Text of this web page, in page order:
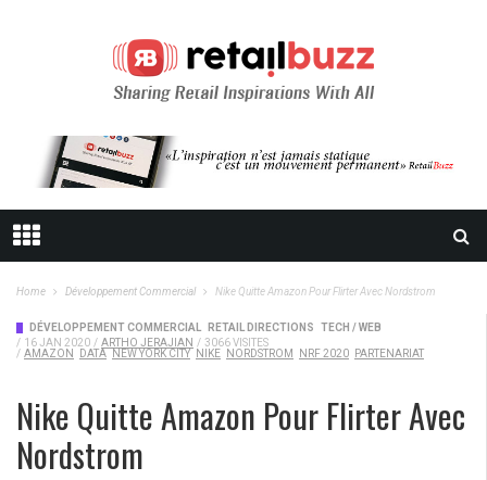
Home Développement Commercial Nike Quitte Amazon Pour Flirter Avec Nordstrom
DÉVELOPPEMENT COMMERCIAL RETAIL DIRECTIONS
TECH / WEB
/ 16 JAN 2020 / ARTHO JERAJIAN / 3066 VISITES
/ AMAZON DATA NEW YORK CITY NIKE NORDSTROM NRF 2020 PARTENARIAT
Nike Quitte Amazon Pour Flirter Avec
Nordstrom